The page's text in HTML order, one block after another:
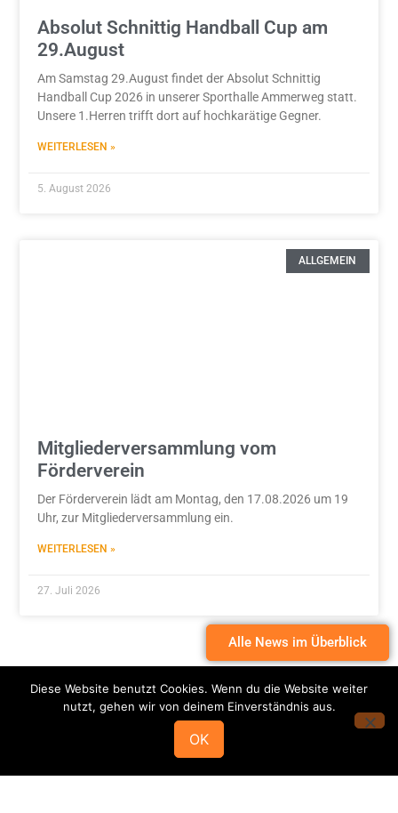
Absolut Schnittig Handball Cup am
29.August
Am Samstag 29.August findet der Absolut Schnittig
Handball Cup 2026 in unserer Sporthalle Ammerweg statt.
Unsere 1.Herren trifft dort auf hochkarätige Gegner.
WEITERLESEN »
5. August 2026
ALLGEMEIN
Mitgliederversammlung vom
Förderverein
Der Förderverein lädt am Montag, den 17.08.2026 um 19
Uhr, zur Mitgliederversammlung ein.
WEITERLESEN »
27. Juli 2026
Alle News im Überblick
Diese Website benutzt Cookies. Wenn du die Website weiter
nutzt, gehen wir von deinem Einverständnis aus.
OK